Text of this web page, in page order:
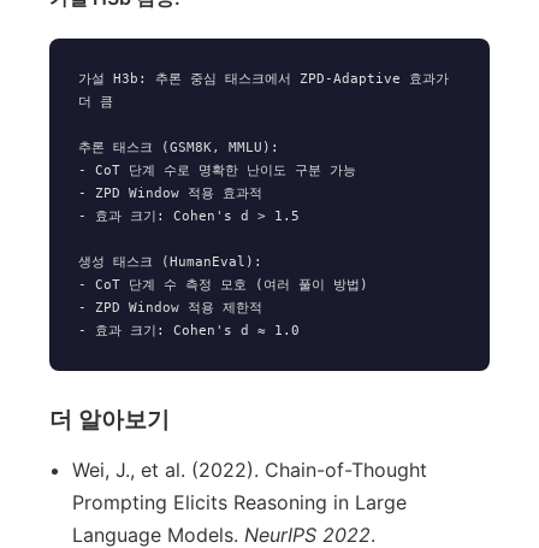
가설 H3b: 추론 중심 태스크에서 ZPD-Adaptive 효과가
더 큼
추론 태스크 (GSM8K, MMLU):
- CoT 단계 수로 명확한 난이도 구분 가능
- ZPD Window 적용 효과적
- 효과 크기: Cohen's d > 1.5
생성 태스크 (HumanEval):
- CoT 단계 수 측정 모호 (여러 풀이 방법)
- ZPD Window 적용 제한적
더 알아보기
Wei, J., et al. (2022). Chain-of-Thought
Prompting Elicits Reasoning in Large
Language Models. NeurIPS 2022.